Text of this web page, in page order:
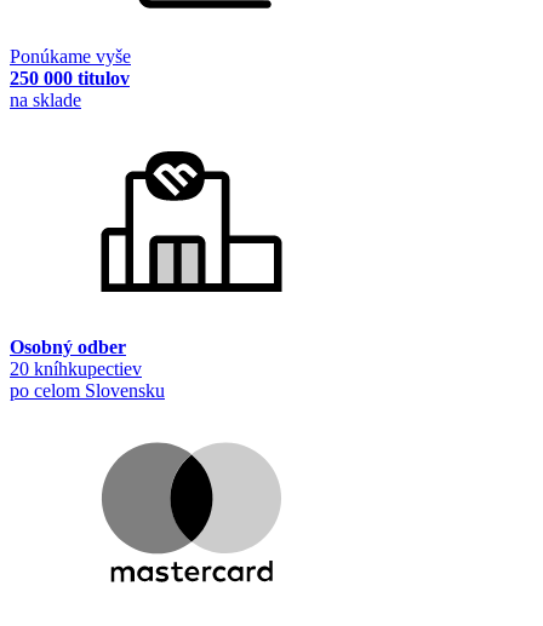
Ponúkame vyše
250 000 titulov
na sklade
Osobný odber
20 kníhkupectiev
po celom Slovensku